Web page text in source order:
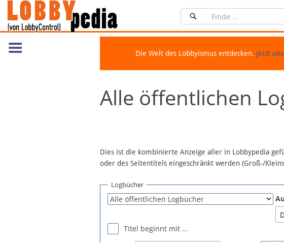
Die Welt des Lobbyismus entdecken. Jetzt
Alle öffentlichen
Dies ist die kombinierte Anzeige aller in Lobbypedia
oder des Seitentitels eingeschränkt werden (Groß-/
Logbücher
Titel beginnt mit …